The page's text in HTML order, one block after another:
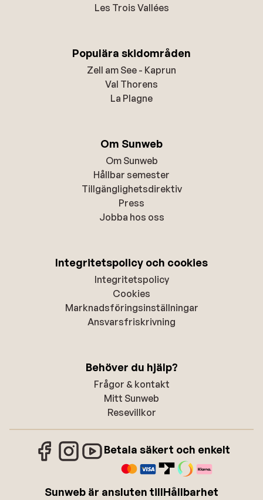
Les Trois Vallées
Populära skidområden
Zell am See - Kaprun
Val Thorens
La Plagne
Om Sunweb
Om Sunweb
Hållbar semester
Tillgänglighetsdirektiv
Press
Jobba hos oss
Integritetspolicy och cookies
Integritetspolicy
Cookies
Marknadsföringsinställningar
Ansvarsfriskrivning
Behöver du hjälp?
Frågor & kontakt
Mitt Sunweb
Resevillkor
Betala säkert och enkelt
Sunweb är ansluten tillHållbarhet